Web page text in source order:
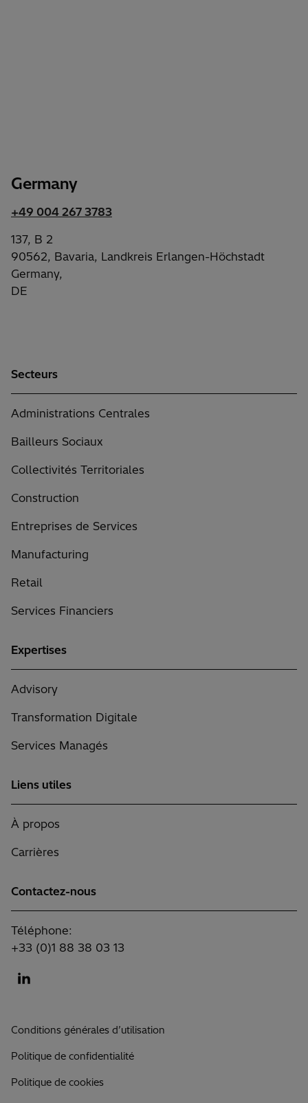
Germany
+49 004 267 3783
137, B 2
90562, Bavaria, Landkreis Erlangen-Höchstadt
Germany,
DE
Secteurs
Administrations Centrales
Bailleurs Sociaux
Collectivités Territoriales
Construction
Entreprises de Services
Manufacturing
Retail
Services Financiers
Expertises
Advisory
Transformation Digitale
Services Managés
Liens utiles
À propos
Carrières
Contactez-nous
Téléphone:
+33 (0)1 88 38 03 13
Conditions générales d’utilisation
Politique de confidentialité
Politique de cookies